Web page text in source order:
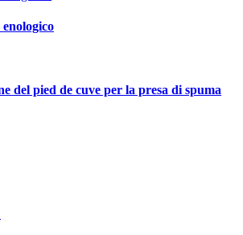
del pied de cuve per la presa di spuma